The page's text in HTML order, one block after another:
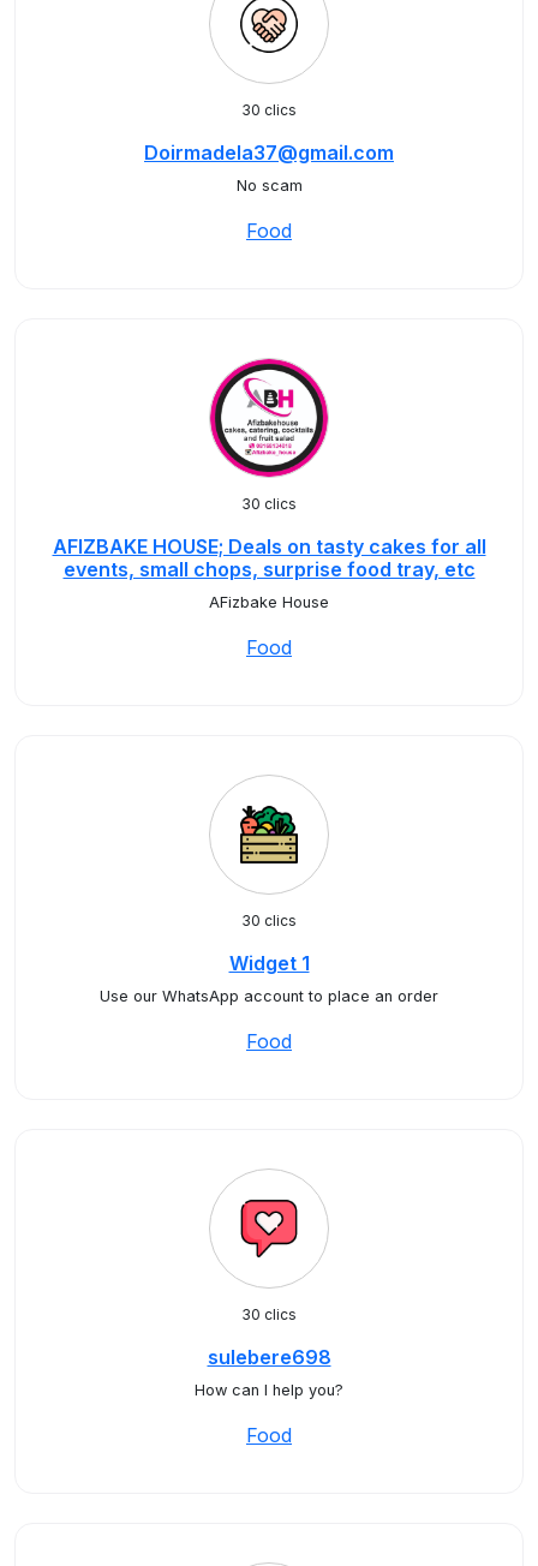
30 clics
Doirmadela37@gmail.com
No scam
Food
30 clics
AFIZBAKE HOUSE; Deals on tasty cakes for all
events, small chops, surprise food tray, etc
AFizbake House
Food
30 clics
Widget 1
Use our WhatsApp account to place an order
Food
30 clics
sulebere698
How can I help you?
Food